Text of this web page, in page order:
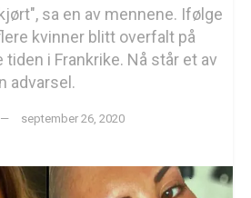
sa en av mennene. Ifølge
kvinner blitt overfalt på
i Frankrike. Nå står et av
advarsel.
september 26, 2020